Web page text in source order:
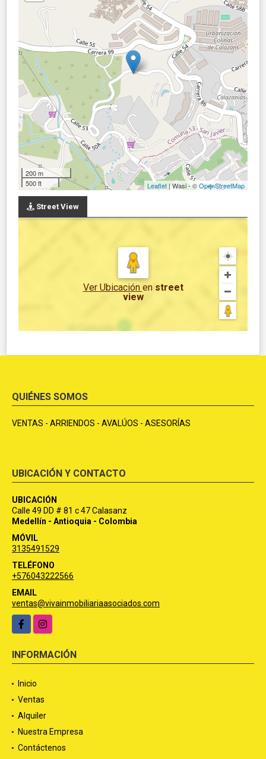
200 m
500 ft
Leaflet | Wasi - ©OpenStreetMap
Street View
Ver Ubicación en street
view
QUIÉNES SOMOS
VENTAS - ARRIENDOS - AVALÚOS - ASESORÍAS
UBICACIÓN Y CONTACTO
UBICACIÓN
Calle 49 DD # 81 c 47 Calasanz
Medellín - Antioquia - Colombia
MÓVIL
3135491529
TELÉFONO
+576043222566
EMAIL
ventas@vivainmobiliariaasociados.com
FacebookInstagram
INFORMACIÓN
Inicio
Ventas
Alquiler
Nuestra Empresa
Contáctenos